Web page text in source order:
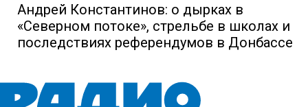
Андрей Константинов: о дырках в
«Северном потоке», стрельбе в школах и
последствиях референдумов в Донбассе